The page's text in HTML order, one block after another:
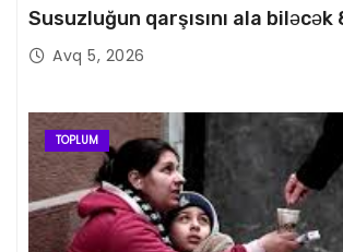
Susuzluğun qarşısını ala biləcək
Avq 5, 2026
TOPLUM